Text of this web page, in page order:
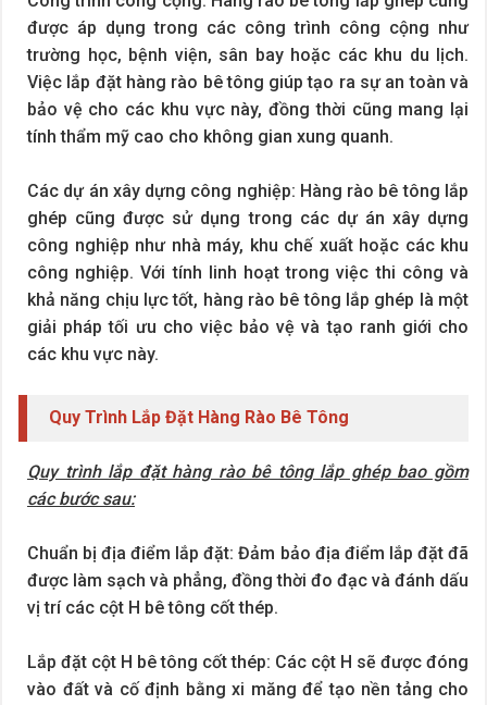
được áp dụng trong các công trình công cộng như
trường học, bệnh viện, sân bay hoặc các khu du lịch.
Việc lắp đặt hàng rào bê tông giúp tạo ra sự an toàn và
bảo vệ cho các khu vực này, đồng thời cũng mang lại
tính thẩm mỹ cao cho không gian xung quanh.
Các dự án xây dựng công nghiệp: Hàng rào bê tông lắp
ghép cũng được sử dụng trong các dự án xây dựng
công nghiệp như nhà máy, khu chế xuất hoặc các khu
công nghiệp. Với tính linh hoạt trong việc thi công và
khả năng chịu lực tốt, hàng rào bê tông lắp ghép là một
giải pháp tối ưu cho việc bảo vệ và tạo ranh giới cho
các khu vực này.
Quy Trình Lắp Đặt Hàng Rào Bê Tông
Quy trình lắp đặt hàng rào bê tông lắp ghép bao gồm
các bước sau:
Chuẩn bị địa điểm lắp đặt: Đảm bảo địa điểm lắp đặt đã
được làm sạch và phẳng, đồng thời đo đạc và đánh dấu
vị trí các cột H bê tông cốt thép.
Lắp đặt cột H bê tông cốt thép: Các cột H sẽ được đóng
vào đất và cố định bằng xi măng để tạo nền tảng cho